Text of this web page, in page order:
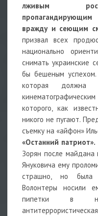
лживым
вражду и сеющим
призвал всех
национально
снимать украинские
бы бешеным успехом.
которая должна
которого, как
никого не пугают.
съемку на «айфон»
«Останний патриот».
Зорян после майдана
Януковича ему
страшно, но была
Волонтеры носили
пипетки в